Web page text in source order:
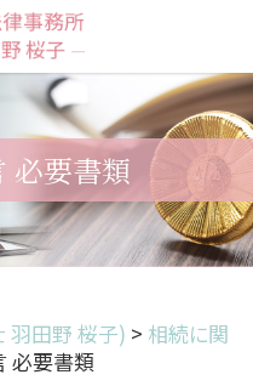
必要書類
羽田野 桜子) > 相続に関
必要書類